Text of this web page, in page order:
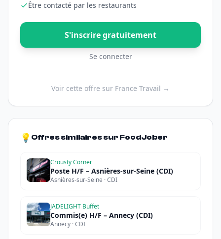
Être contacté par les restaurants
S'inscrire gratuitement
Se connecter
Voir cette offre sur France Travail →
💡 Offres similaires sur FoodJober
Crousty Corner
Poste H/F – Asnières-sur-Seine (CDI)
Asnières-sur-Seine · CDI
JADELIGHT Buffet
Commis(e) H/F – Annecy (CDI)
Annecy · CDI